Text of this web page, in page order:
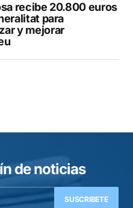
recibe 20.800 euros
para
y mejorar
de noticias
SUSCRIBETE